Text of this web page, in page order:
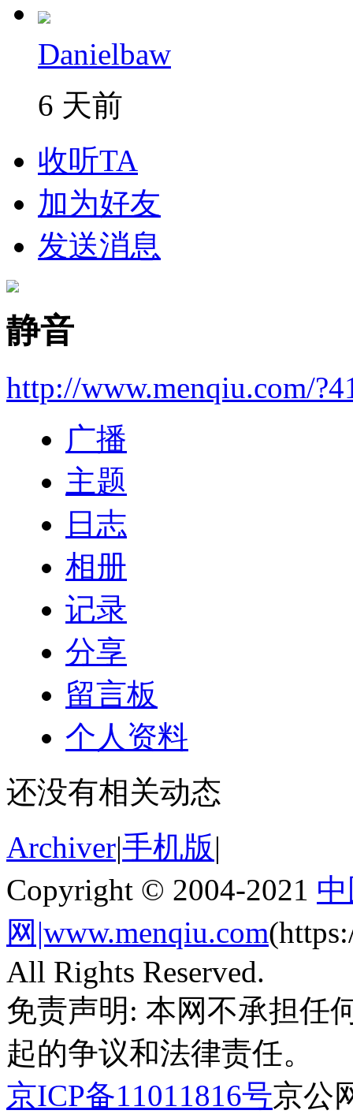
Danielbaw
6 天前
收听TA
加为好友
发送消息
静音
http://www.menqiu.com/
广播
主题
日志
相册
记录
分享
留言板
个人资料
还没有相关动态
Archiver|手机版|
Copyright © 2004-2021
网|www.menqiu.com
All Rights Reserved.
免责声明: 本网不承担任
起的争议和法律责任。
京ICP备11011816号京公